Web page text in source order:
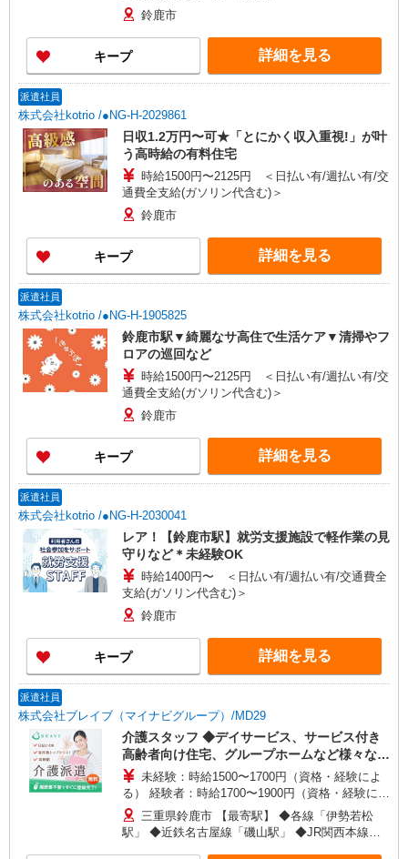
鈴鹿市
キープ 詳細を見る
派遣社員
株式会社kotrio /●NG-H-2029861
日収1.2万円〜可★「とにかく収入重視!」が叶
う高時給の有料住宅
時給1500円〜2125円 ＜日払い有/週払い有/交
通費全支給(ガソリン代含む)＞
鈴鹿市
キープ 詳細を見る
派遣社員
株式会社kotrio /●NG-H-1905825
鈴鹿市駅▼綺麗なサ高住で生活ケア▼清掃やフ
ロアの巡回など
時給1500円〜2125円 ＜日払い有/週払い有/交
通費全支給(ガソリン代含む)＞
鈴鹿市
キープ 詳細を見る
派遣社員
株式会社kotrio /●NG-H-2030041
レア！【鈴鹿市駅】就労支援施設で軽作業の見
守りなど＊未経験OK
時給1400円〜 ＜日払い有/週払い有/交通費全
支給(ガソリン代含む)＞
鈴鹿市
キープ 詳細を見る
派遣社員
株式会社ブレイブ（マイナビグループ）/MD29
介護スタッフ ◆デイサービス、サービス付き
高齢者向け住宅、グループホームなど様々な勤
務先から選べます。
未経験：時給1500〜1700円（資格・経験によ
る） 経験者：時給1700〜1900円（資格・経験によ
る） ◎月収例 時給1900円×1日8時間×22日（週5
日）＝33万4400円 ◆昇給あり ◆支払い方法 ※日
払い/週払い/月払い対応も可能です。詳しくは面談
三重県鈴鹿市 【最寄駅】 ◆各線「伊勢若松
駅」 ◆近鉄名古屋線「磯山駅」 ◆JR関西本線